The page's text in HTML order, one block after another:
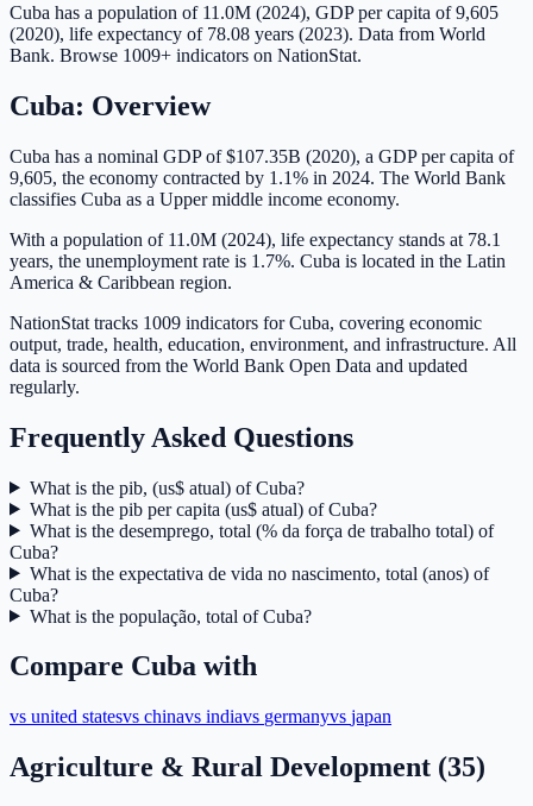
Cuba has a population of 11.0M (2024), GDP per capita of 9,605
(2020), life expectancy of 78.08 years (2023). Data from World
Bank. Browse 1009+ indicators on NationStat.
Cuba: Overview
Cuba has a nominal GDP of $107.35B (2020), a GDP per capita of
9,605, the economy contracted by 1.1% in 2024. The World Bank
classifies Cuba as a Upper middle income economy.
With a population of 11.0M (2024), life expectancy stands at 78.1
years, the unemployment rate is 1.7%. Cuba is located in the Latin
America & Caribbean region.
NationStat tracks 1009 indicators for Cuba, covering economic
output, trade, health, education, environment, and infrastructure. All
data is sourced from the World Bank Open Data and updated
regularly.
Frequently Asked Questions
What is the pib, (us$ atual) of Cuba?
What is the pib per capita (us$ atual) of Cuba?
What is the desemprego, total (% da força de trabalho total) of
Cuba?
What is the expectativa de vida no nascimento, total (anos) of
Cuba?
What is the população, total of Cuba?
Compare Cuba with
vs united statesvs chinavs indiavs germanyvs japan
Agriculture & Rural Development (35)